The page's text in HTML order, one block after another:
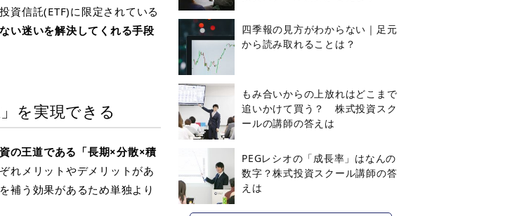
資信託(ETF)に限定されている
い迷いを解決してくれる手段
を実現できる
の王道である「長期×分散×積
れメリットやデメリットがあ
補う効果があるため単独より
四季報の見方がわからない｜足元
から読み取れることは？
もみ合いからの上放れはどこまで
追いかけて買う？ 株式投資スク
ールの講師の答えは
PEGレシオの「成長率」はなんの
数字？株式投資スクール講師の答
えは